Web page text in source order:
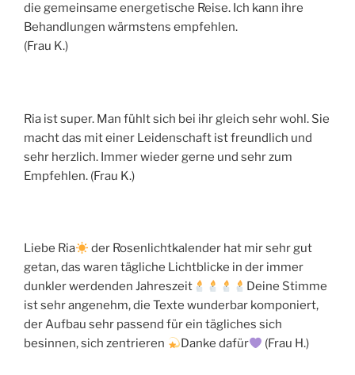
die gemeinsame energetische Reise. Ich kann ihre
Behandlungen wärmstens empfehlen.
(Frau K.)
Ria ist super. Man fühlt sich bei ihr gleich sehr wohl. Sie
macht das mit einer Leidenschaft ist freundlich und
sehr herzlich. Immer wieder gerne und sehr zum
Empfehlen. (Frau K.)
Liebe Ria
der Rosenlichtkalender hat mir sehr gut
getan, das waren tägliche Lichtblicke in der immer
dunkler werdenden Jahreszeit
Deine Stimme
ist sehr angenehm, die Texte wunderbar komponiert,
der Aufbau sehr passend für ein tägliches sich
besinnen, sich zentrieren
Danke dafür (Frau H.)